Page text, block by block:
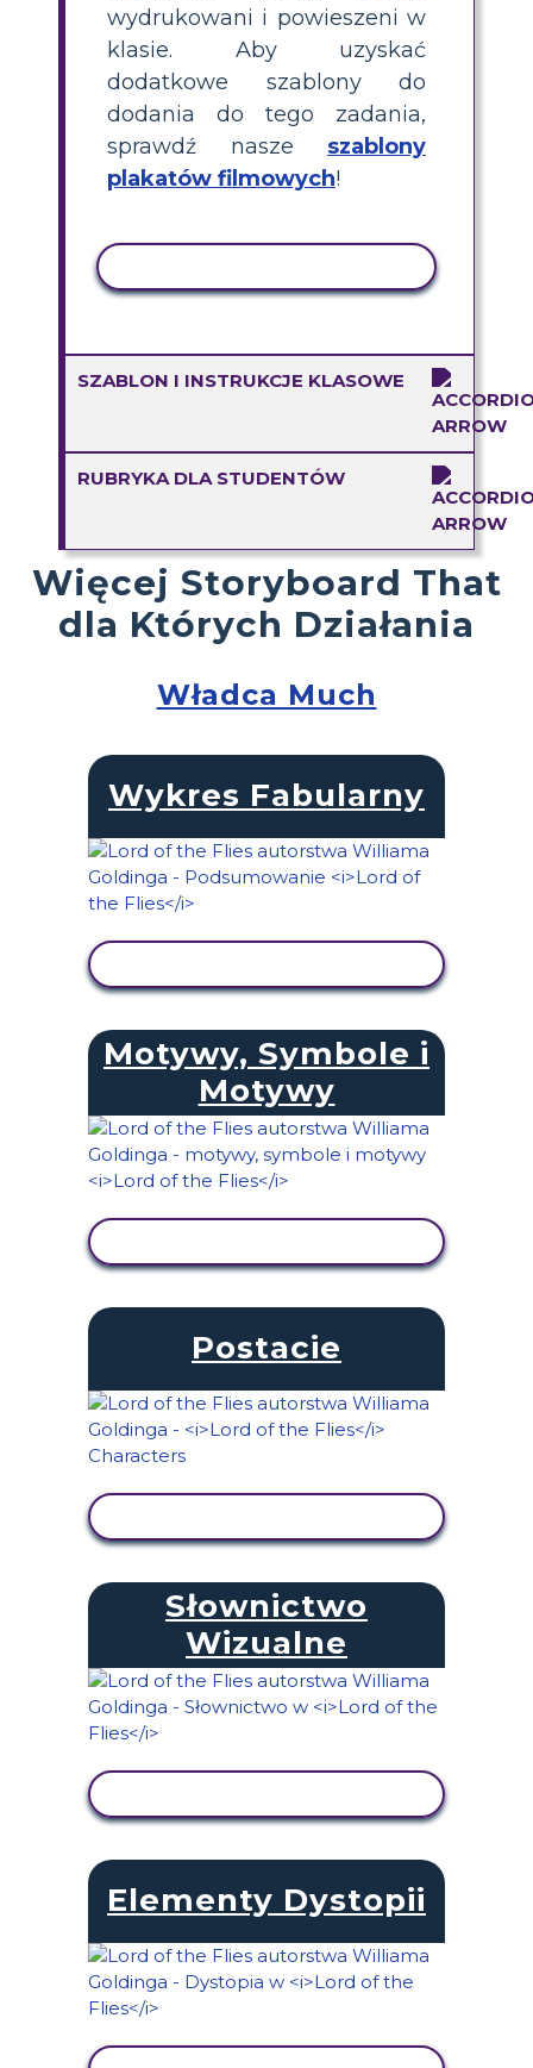
wydrukowani i powieszeni w
klasie. Aby uzyskać
dodatkowe szablony do
dodania do tego zadania,
sprawdź nasze szablony
plakatów filmowych!
SZABLON I INSTRUKCJE KLASOWE
RUBRYKA DLA STUDENTÓW
Więcej Storyboard That
dla Których Działania
Władca Much
Wykres Fabularny
Motywy, Symbole i
Motywy
Postacie
Słownictwo
Wizualne
Elementy Dystopii